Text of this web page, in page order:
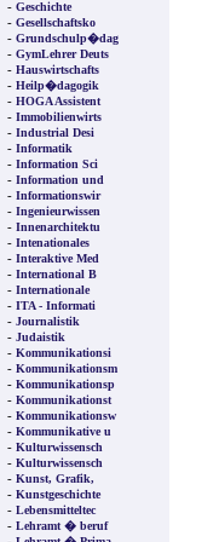
- Geschichte
- Gesellschaftsko
- Grundschulp�dag
- GymLehrer Deuts
- Hauswirtschafts
- Heilp�dagogik
- HOGA Assistent
- Immobilienwirts
- Industrial Desi
- Informatik
- Information Sci
- Information und
- Informationswir
- Ingenieurwissen
- Innenarchitektu
- Intenationales
- Interaktive Med
- International B
- Internationale
- ITA - Informati
- Journalistik
- Judaistik
- Kommunikationsi
- Kommunikationsm
- Kommunikationsp
- Kommunikationst
- Kommunikationsw
- Kommunikative u
- Kulturwissensch
- Kulturwissensch
- Kunst, Grafik,
- Kunstgeschichte
- Lebensmitteltec
- Lehramt � beruf